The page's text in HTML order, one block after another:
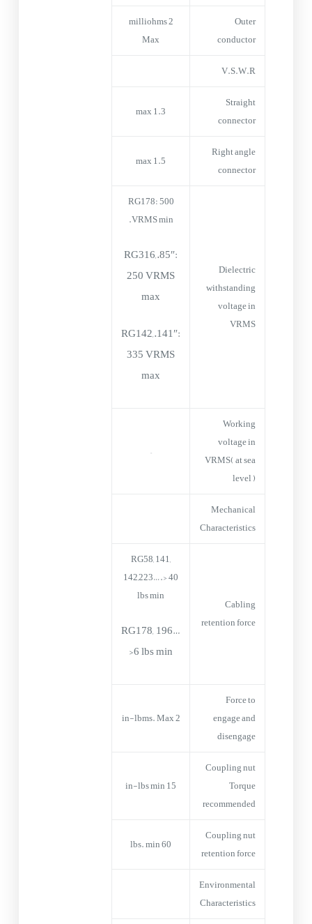
Outer
conductor
2 milliohms
Max
V.S.W.R
Straight
connector
1.3 max
Right angle
connector
1.5 max
Dielectric
withstanding
voltage in
VRMS
RG178: 500
VRMS min.
RG316,.85″:
250 VRMS
max
RG142,.141″:
335 VRMS
max
Working
voltage in
VRMS( at sea
level )
–
Mechanical
Characteristics
Cabling
retention force
RG58, 141,
142,223….> 40
lbs min
RG178, 196…
>6 lbs min
Force to
engage and
disengage
2 in-lbms. Max
Coupling nut
Torque
recommended
15 in-lbs min
Coupling nut
retention force
60 lbs. min
Environmental
Characteristics